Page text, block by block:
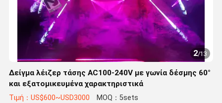
2/13
Δείγμα λέιζερ τάσης AC100-240V με γωνία δέσμης 60°
και εξατομικευμένα χαρακτηριστικά
Τιμή：US$600~USD3000 MOQ：5sets